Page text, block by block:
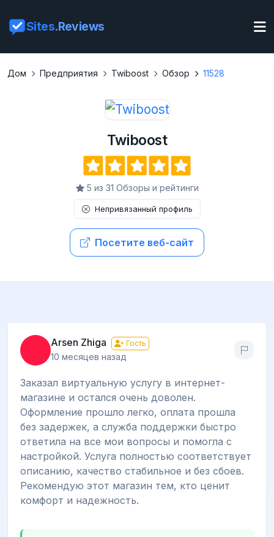
Sites.Reviews
Дом Предприятия Twiboost Обзор 11528
Twiboost
5 из 31 Обзоры и рейтинги
Непривязанный профиль
Посетите веб-сайт
Arsen Zhiga Гость
10 месяцев назад
Заказал виртуальную услугу в интернет-
магазине и остался очень доволен.
Оформление прошло легко, оплата прошла
без задержек, а служба поддержки быстро
ответила на все мои вопросы и помогла с
настройкой. Услуга полностью соответствует
описанию, качество стабильное и без сбоев.
Рекомендую этот магазин тем, кто ценит
комфорт и надежность.